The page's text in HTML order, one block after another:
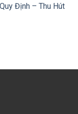
Định – Thu Hút